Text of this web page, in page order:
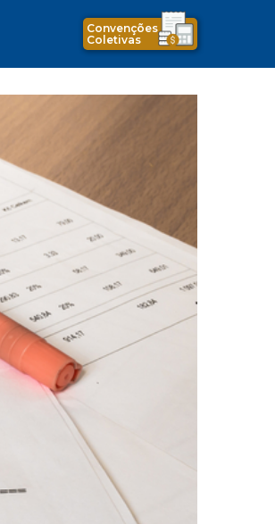
Convenções
Coletivas